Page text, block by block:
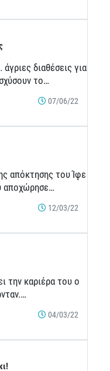
διαθέσεις για
το…
07/06/22
απόκτησης του Ίφε
αποχώρησε…
12/03/22
την καριέρα του ο
04/03/22